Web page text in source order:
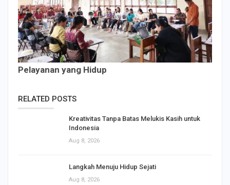
Pelayanan yang Hidup
RELATED POSTS
Kreativitas Tanpa Batas Melukis Kasih untuk
Indonesia
Aug 8, 2026
Langkah Menuju Hidup Sejati
Aug 8, 2026